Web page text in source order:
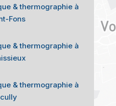
& thermographie à
Fons
& thermographie à
& thermographie à